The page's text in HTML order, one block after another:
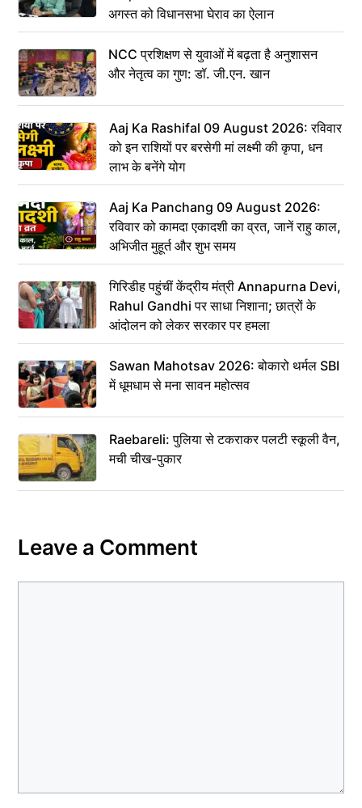
अगस्त को विधानसभा घेराव का ऐलान
NCC प्रशिक्षण से युवाओं में बढ़ता है अनुशासन
और नेतृत्व का गुण: डॉ. जी.एन. खान
Aaj Ka Rashifal 09 August 2026: रविवार
को इन राशियों पर बरसेगी मां लक्ष्मी की कृपा, धन
लाभ के बनेंगे योग
Aaj Ka Panchang 09 August 2026:
रविवार को कामदा एकादशी का व्रत, जानें राहु काल,
अभिजीत मुहूर्त और शुभ समय
गिरिडीह पहुंचीं केंद्रीय मंत्री Annapurna Devi,
Rahul Gandhi पर साधा निशाना; छात्रों के
आंदोलन को लेकर सरकार पर हमला
Sawan Mahotsav 2026: बोकारो थर्मल SBI
में धूमधाम से मना सावन महोत्सव
Raebareli: पुलिया से टकराकर पलटी स्कूली वैन,
मची चीख-पुकार
Leave a Comment